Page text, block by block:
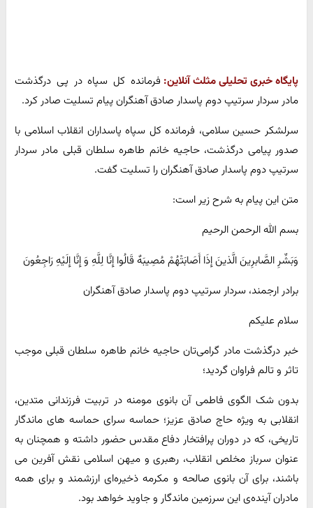
پایگاه خبری تحلیلی مثلث آنلاین: فرمانده کل سپاه در پی درگذشت
مادر سردار سرتیپ دوم پاسدار صادق آهنگران پیام تسلیت صادر کرد.
سرلشکر حسین سلامی، فرمانده کل سپاه پاسداران انقلاب اسلامی با
صدور پیامی درگذشت، حاجیه خانم طاهره سلطان قبلی مادر سردار
سرتیپ دوم پاسدار صادق آهنگران را تسلیت گفت.
متن این پیام به شرح زیر است:
بسم الله الرحمن الرحیم
وَبَشِّرِ الصَّابرِینَ الَّذینَ إِذَا أَصَابَتْهُمْ مُصِیبَهٌ قَالُوا إِنَّا لِلَّهِ وَ إِنَّا إِلَیْهِ رَاجِعُونَ
برادر ارجمند، سردار سرتیپ دوم پاسدار صادق آهنگران
سلام علیکم
خبر درگذشت مادر گرامی‌تان حاجیه خانم طاهره سلطان قبلی موجب
تاثر و تالم فراوان گردید؛
بدون شک الگوی فاطمی آن بانوی مومنه در تربیت فرزندانی متدین،
انقلابی به ویژه حاج صادق عزیز؛ حماسه سرای حماسه های ماندگار
تاریخی، که در دوران پرافتخار دفاع مقدس حضور داشته و همچنان به
عنوان سرباز مخلص انقلاب، رهبری و میهن اسلامی نقش آفرین می
باشند، برای آن بانوی صالحه و مکرمه ذخیره‌ای ارزشمند و برای همه
مادران آینده‌ی این سرزمین ماندگار و جاوید خواهد بود.